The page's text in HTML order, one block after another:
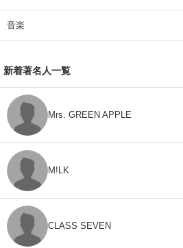
音楽
新着著名人一覧
Mrs. GREEN APPLE
M!LK
CLASS SEVEN